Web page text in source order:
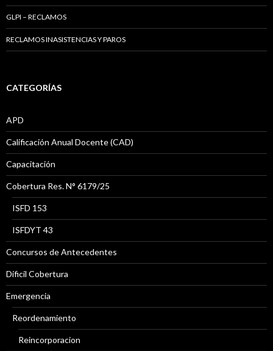
GLPI – RECLAMOS
RECLAMOS INASISTENCIAS Y PAROS
CATEGORÍAS
APD
Calificación Anual Docente (CAD)
Capacitación
Cobertura Res. N° 6179/25
ISFD 153
ISFDYT 43
Concursos de Antecedentes
Díficil Cobertura
Emergencia
Reordenamiento
Reincorporacion